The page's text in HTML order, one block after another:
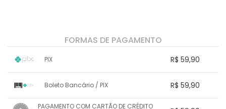
FORMAS DE PAGAMENTO
PIX R$ 59,90
.
Boleto Bancário / PIX R$ 59,90
1x sem juros de R$ 59,90
PAGAMENTO COM CARTÃO DE CRÉDITO